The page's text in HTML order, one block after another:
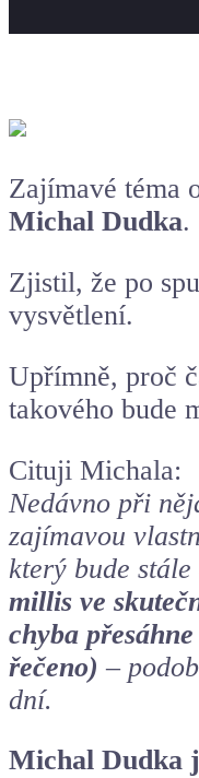
Zajímavé téma
Michal Dudka.
Zjistil, že po
vysvětlení.
Upřímně, proč
takového bude
Cituji Michala:
Nedávno při
zajímavou
který bude
millis ve
chyba
řečeno) –
dní.
Michal Dudka